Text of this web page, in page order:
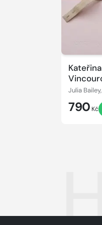
Kateřina
790 Kč